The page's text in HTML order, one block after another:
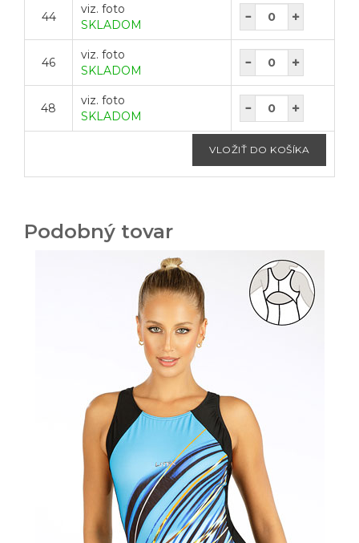
44
viz. foto
SKLADOM
46
viz. foto
SKLADOM
48
viz. foto
SKLADOM
Podobný tovar